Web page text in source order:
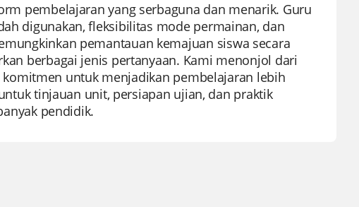
pembelajaran yang serbaguna dan menarik. Guru
digunakan, fleksibilitas mode permainan, dan
pemantauan kemajuan siswa secara
berbagai jenis pertanyaan. Kami menonjol dari
untuk menjadikan pembelajaran lebih
tinjauan unit, persiapan ujian, dan praktik
pendidik.